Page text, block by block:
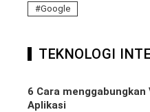
Google
TEKNOLOGI
6 Cara
Aplikasi